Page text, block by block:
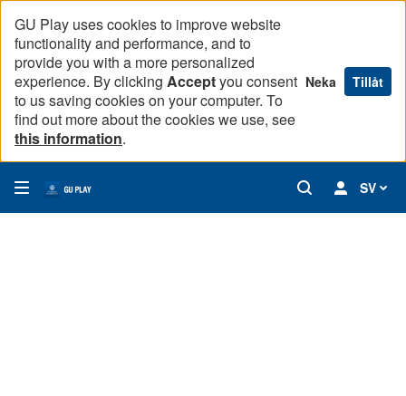
GU Play uses cookies to improve website
functionality and performance, and to
provide you with a more personalized
experience. By clicking Acceptyou consent
to us saving cookies on your computer. To
find out more about the cookies we use, see
this information.
Neka Tillåt
SV